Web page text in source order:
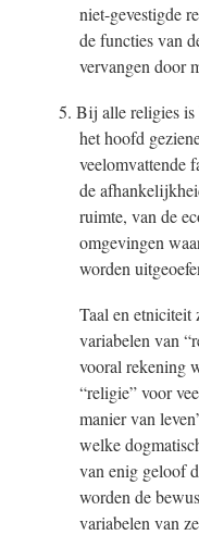
niet-gevestigde
de functies van
vervangen door
5. Bij alle religies is
het hoofd
veelomvattende
de
ruimte, van de
omgevingen
worden
Taal en
variabelen van
vooral rekening
“religie” voor
manier van
welke
van enig geloof
worden de
variabelen van